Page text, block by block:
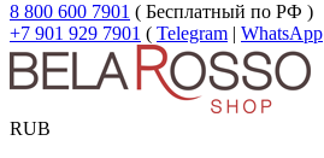
8 800 600 7901 ( Бесплатный по РФ )
+7 901 929 7901 ( Telegram | WhatsApp
RUB